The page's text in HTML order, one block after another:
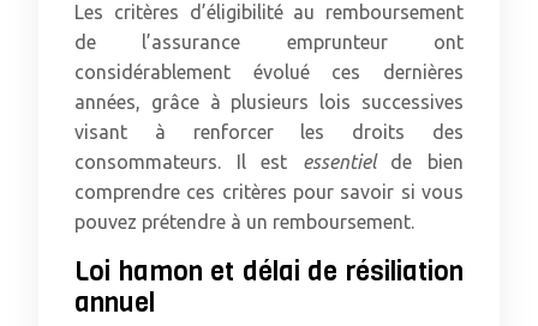
Les critères d’éligibilité au remboursement
de l’assurance emprunteur ont
considérablement évolué ces dernières
années, grâce à plusieurs lois successives
visant à renforcer les droits des
consommateurs. Il est essentiel de bien
comprendre ces critères pour savoir si vous
pouvez prétendre à un remboursement.
Loi hamon et délai de résiliation
annuel